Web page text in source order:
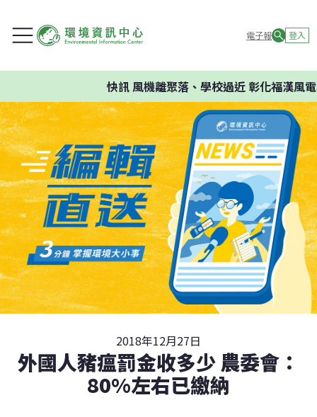
電子報 登入
快訊風機離聚落、學校過近 彰化福漢風電
2018年12月27日
外國人豬瘟罰金收多少 農委會：
80%左右已繳納